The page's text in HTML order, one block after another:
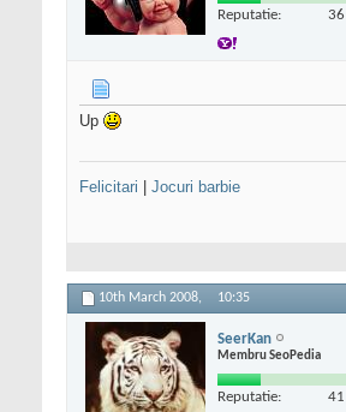
Reputatie: 36
Up
Felicitari Jocuri barbie
10th March 2008, 10:35
SeerKan
Membru SeoPedia
Reputatie: 41